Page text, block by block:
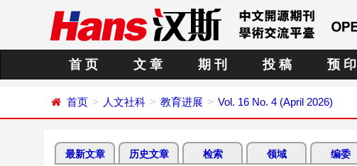
首 页 文 章 期 刊 投 稿 预 印
首页 人文社科 教育进展 Vol. 16 No. 4 (April 2026)
最新文章 历史文章 检索 领域 编委